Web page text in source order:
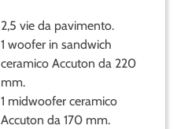
2,5 vie da pavimento.
1 woofer in sandwich
ceramico Accuton da 220
mm.
1 midwoofer ceramico
Accuton da 170 mm.